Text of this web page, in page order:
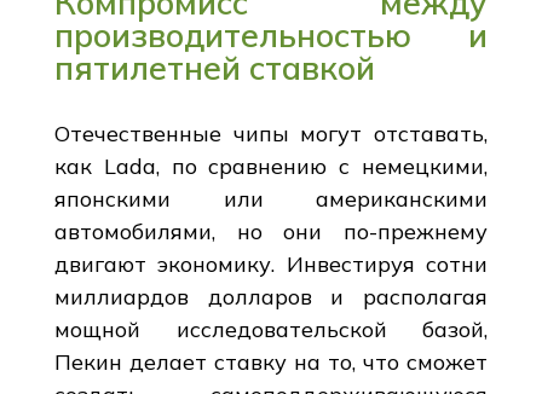
производительностью и
пятилетней ставкой
Отечественные чипы могут отставать,
как Lada, по сравнению с немецкими,
японскими или американскими
автомобилями, но они по-прежнему
двигают экономику. Инвестируя сотни
миллиардов долларов и располагая
мощной исследовательской базой,
Пекин делает ставку на то, что сможет